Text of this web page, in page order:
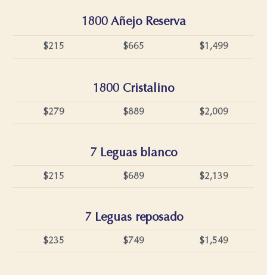
1800 Añejo Reserva
$215 $665 $1,499
1800 Cristalino
$279 $889 $2,009
7 Leguas blanco
$215 $689 $2,139
7 Leguas reposado
$235 $749 $1,549